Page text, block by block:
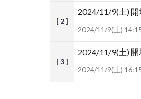
[ 2 ]
2024/11/9(土) 開
2024/11/9(土)
[ 3 ]
2024/11/9(土) 開
2024/11/9(土)